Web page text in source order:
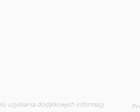
uzyskania dodatkowych informacji